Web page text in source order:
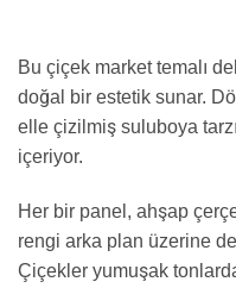
Bu çiçek market temalı
doğal bir estetik sunar.
elle çizilmiş suluboya
içeriyor.
Her bir panel, ahşap
rengi arka plan üzerine
Çiçekler yumuşak